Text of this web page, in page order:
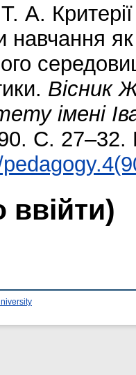
А.
навчання
Вісник
імені
С. 27–32.
ввійти)